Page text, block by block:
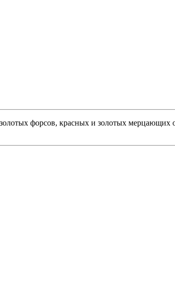
форсов, красных и золотых мерцающих